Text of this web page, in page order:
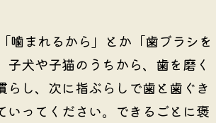
噛まれるから」とか「歯ブラシを
犬や子猫のうちから、歯を磨く
し、次に指ぶらしで歯と歯ぐき
ってください。できるごとに褒